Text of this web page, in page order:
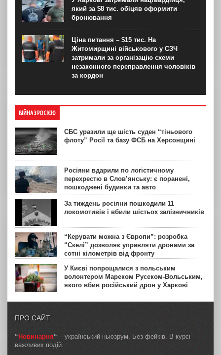
який за $8 тис. обіцяв оформити
бронювання
Ціна питання – $15 тис. На
Житомирщині військового у СЗЧ
затримали за організацію схеми
незаконного переправлення чоловіків
за кордон
ВІЙНА З РОСІЄЮ
СБС уразили ще шість суден “тіньового
флоту” Росії та базу ФСБ на Херсонщині
Росіяни вдарили по логістичному
перехрестю в Слов’янську: є поранені,
пошкоджені будинки та авто
За тиждень росіяни пошкодили 11
локомотивів і вбили шістьох залізничників
“Керувати можна з Європи”: розробка
“Скелі” дозволяє управляти дронами за
сотні кілометрів від фронту
У Києві попрощалися з польським
волонтером Мареком Русеком-Вольським,
якого вбив російський дрон у Харкові
ПРО САЙТ
“Новинарня“ – український ньюзрум. Без фейків. В курсі
важливих подій.